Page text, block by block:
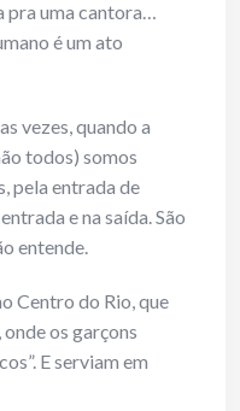
pra uma cantora…
é um ato
vezes, quando a
todos) somos
pela entrada de
e na saída. São
entende.
Centro do Rio, que
os garçons
E serviam em